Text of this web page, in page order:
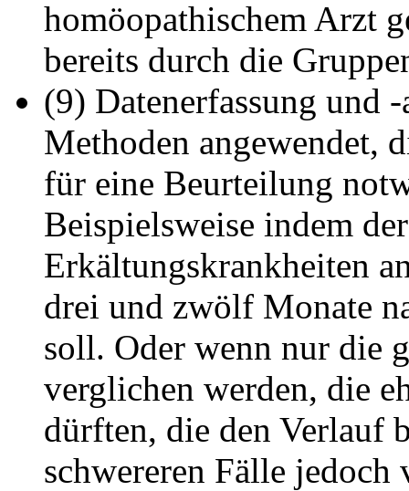
homöopathischem Arzt
bereits durch die
(9) Datenerfassung und
Methoden angewendet,
für eine Beurteilung
Beispielsweise indem
Erkältungskrankheiten
drei und zwölf Monate
soll. Oder wenn nur die
verglichen werden, die
dürften, die den Verlauf
schwereren Fälle